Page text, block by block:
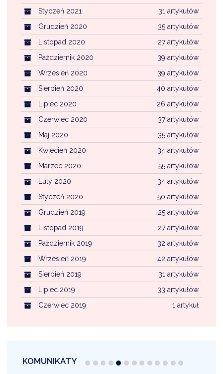
31 artykułów
Styczeń 2021
35 artykułów
Grudzień 2020
27 artykułów
Listopad 2020
39 artykułów
Październik 2020
39 artykułów
Wrzesień 2020
40 artykułów
Sierpień 2020
26 artykułów
Lipiec 2020
37 artykułów
Czerwiec 2020
35 artykułów
Maj 2020
34 artykułów
Kwiecień 2020
55 artykułów
Marzec 2020
34 artykułów
Luty 2020
50 artykułów
Styczeń 2020
25 artykułów
Grudzień 2019
27 artykułów
Listopad 2019
32 artykułów
Październik 2019
42 artykułów
Wrzesień 2019
31 artykułów
Sierpień 2019
33 artykułów
Lipiec 2019
1 artykuł
Czerwiec 2019
KOMUNIKATY